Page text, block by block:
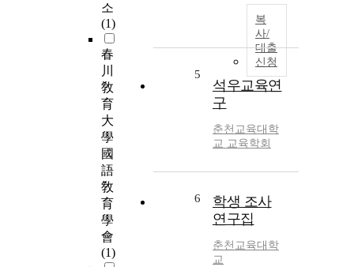
소
(1)
春
川
敎
育
大
學
國
語
敎
育
學
會
(1)
복
사/
대출
신청
5
석우교육연
구
춘천교육대학
교 교육학회
6
학생 조사
연구집
춘천교육대학
교